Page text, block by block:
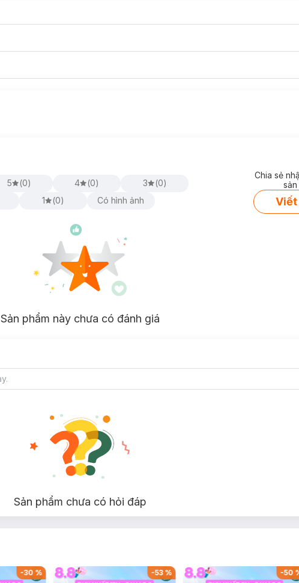
5 (0) 4 (0) 3 (0)
1 (0) Có hình ảnh
Chia sẻ
Viết
Sản phẩm này chưa có đánh giá
Sản phẩm chưa có hỏi đáp
-30 % -53% -50